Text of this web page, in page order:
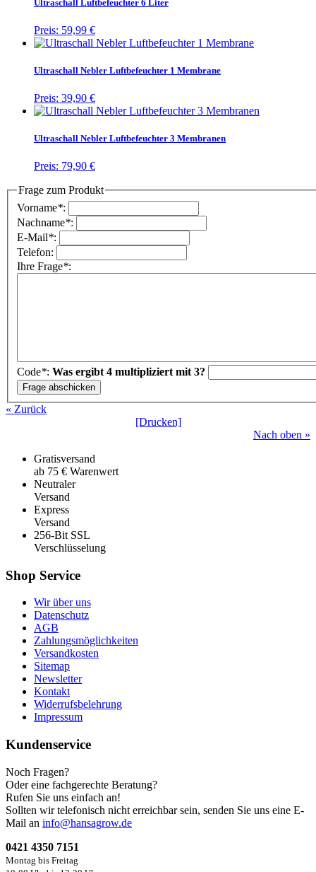
Ultraschall Luftbefeuchter 6 Liter
Preis: 59,99 €
Ultraschall Nebler Luftbefeuchter 1 Membrane
Preis: 39,90 €
Ultraschall Nebler Luftbefeuchter 3 Membranen
Preis: 79,90 €
Frage zum Produkt
Vorname*:
Nachname*:
E-Mail*:
Telefon:
Ihre Frage*:
Code*: Was ergibt 4 multipliziert mit 3?
« Zurück
[Drucken]
Nach oben »
Gratisversand
ab 75 € Warenwert
Neutraler
Versand
Express
Versand
256-Bit SSL
Verschlüsselung
Shop Service
Wir über uns
Datenschutz
AGB
Zahlungsmöglichkeiten
Versandkosten
Sitemap
Newsletter
Kontakt
Widerrufsbelehrung
Impressum
Kundenservice
Noch Fragen?
Oder eine fachgerechte Beratung?
Rufen Sie uns einfach an!
Sollten wir telefonisch nicht erreichbar sein, senden Sie uns eine E-
Mail an info@hansagrow.de
0421 4350 7151
Montag bis Freitag